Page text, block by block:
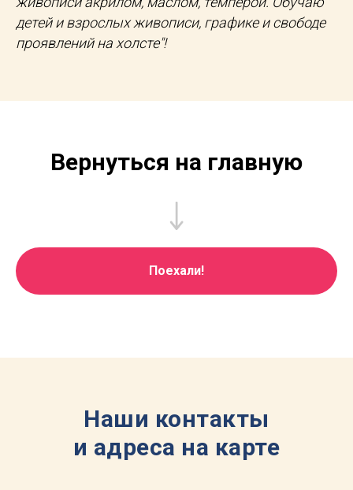
детей и взрослых живописи, графике и свободе
проявлений на холсте"!
Вернуться на главную
Поехали!
Наши контакты
и адреса на карте